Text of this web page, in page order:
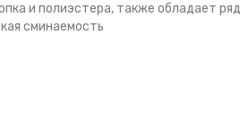
и полиэстера, также обладает
сминаемость